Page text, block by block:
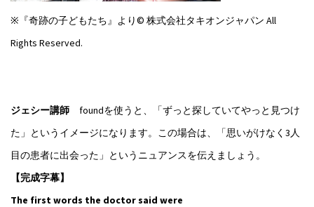
※『奇跡の子どもたち』より© 株式会社タキオンジャパン All
Rights Reserved.
ジェシー講師 foundを使うと、「ずっと探していてやっと見つけ
た」というイメージになります。この場合は、「思いがけなく3人
目の患者に出会った」というニュアンスを伝えましょう。
【完成字幕】
The first words the doctor said were